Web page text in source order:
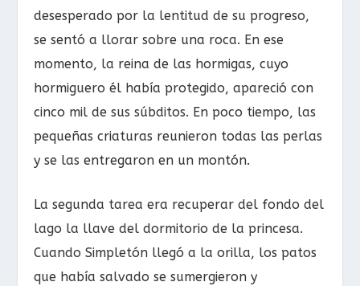
desesperado por la lentitud de su progreso,
se sentó a llorar sobre una roca. En ese
momento, la reina de las hormigas, cuyo
hormiguero él había protegido, apareció con
cinco mil de sus súbditos. En poco tiempo, las
pequeñas criaturas reunieron todas las perlas
y se las entregaron en un montón.
La segunda tarea era recuperar del fondo del
lago la llave del dormitorio de la princesa.
Cuando Simpletón llegó a la orilla, los patos
que había salvado se sumergieron y